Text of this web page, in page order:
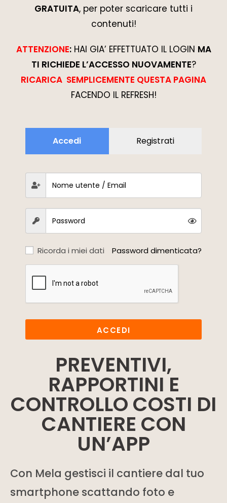
GRATUITA, per poter scaricare tutti i
contenuti!
ATTENZIONE:HAI GIA’ EFFETTUATO IL LOGIN MA
TI RICHIEDE L’ACCESSO NUOVAMENTE?
RICARICA SEMPLICEMENTE QUESTA PAGINA
FACENDO IL REFRESH!
Accedi Registrati
Ricorda i miei dati Password dimenticata?
ACCEDI
PREVENTIVI,
RAPPORTINI E
CONTROLLO COSTI DI
CANTIERE CON
UN’APP
Con Mela gestisci il cantiere dal tuo
smartphone scattando foto e